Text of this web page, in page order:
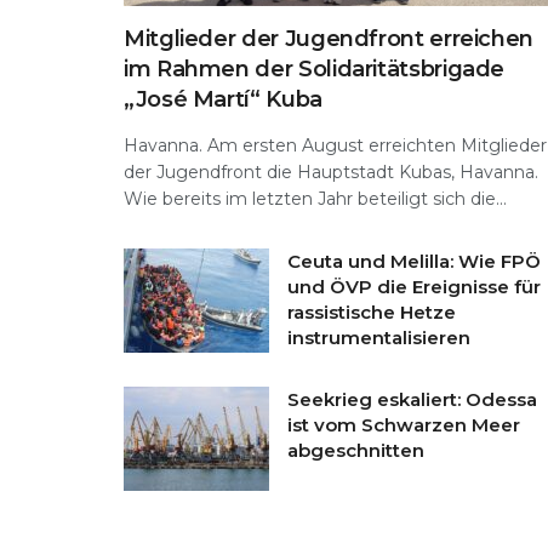
Mitglieder der Jugendfront erreichen
im Rahmen der Solidaritätsbrigade
„José Martí“ Kuba
Havanna. Am ersten August erreichten Mitglieder
der Jugendfront die Hauptstadt Kubas, Havanna.
Wie bereits im letzten Jahr beteiligt sich die...
Ceuta und Melilla: Wie FPÖ
und ÖVP die Ereignisse für
rassistische Hetze
instrumentalisieren
Seekrieg eskaliert: Odessa
ist vom Schwarzen Meer
abgeschnitten